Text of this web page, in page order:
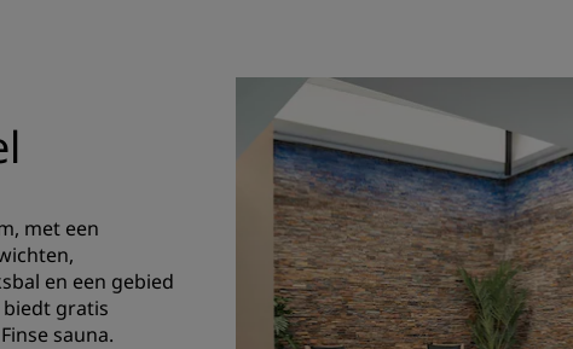
met een
en een gebied
gratis
sauna.